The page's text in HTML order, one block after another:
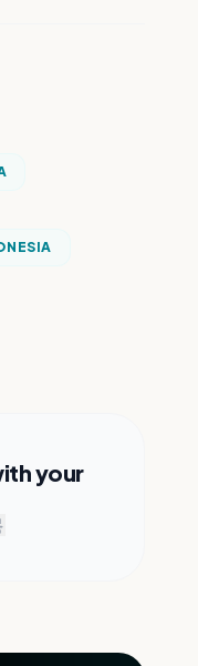
your